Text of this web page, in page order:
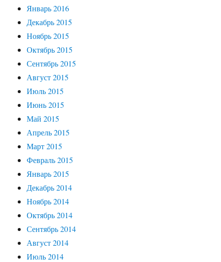
Январь 2016
Декабрь 2015
Ноябрь 2015
Октябрь 2015
Сентябрь 2015
Август 2015
Июль 2015
Июнь 2015
Май 2015
Апрель 2015
Март 2015
Февраль 2015
Январь 2015
Декабрь 2014
Ноябрь 2014
Октябрь 2014
Сентябрь 2014
Август 2014
Июль 2014